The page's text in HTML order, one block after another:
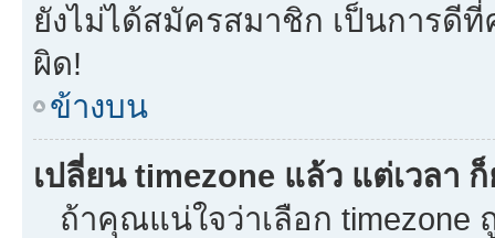
ยังไม่ได้สมัครสมาชิก เป็นการ
ผิด!
ข้างบน
เปลี่ยน timezone แล้ว แต่เวลา
ถ้าคุณแน่ใจว่าเลือก timezone